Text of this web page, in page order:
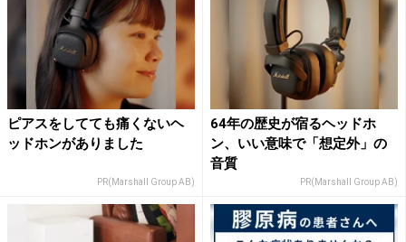
ピアスをしてても痛くないヘ
ッドホンがありました
PR(Marshall Group AB)
64年の歴史が宿るヘッドホ
ン、いい意味で「想定外」の
音質
PR(Marshall Group AB)